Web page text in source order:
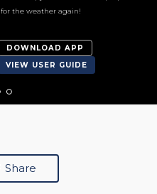
for the weather again!
DOWNLOAD APP
VIEW USER GUIDE
Share